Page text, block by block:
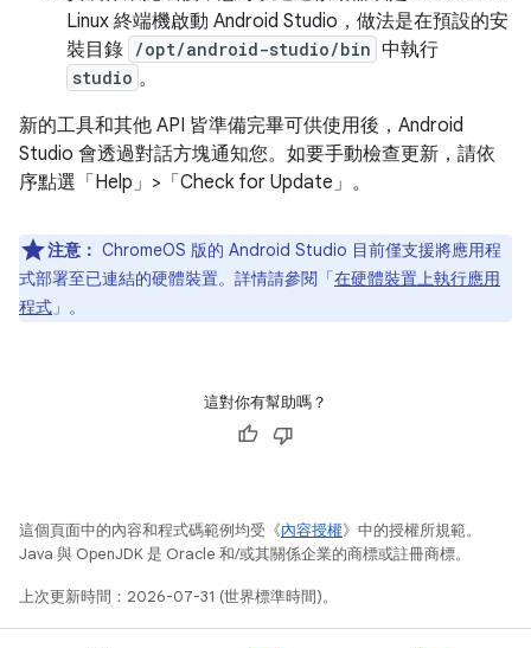
Linux 終端機啟動 Android Studio，做法是在預設的安
裝目錄 /opt/android-studio/bin 中執行
studio 。
新的工具和其他 API 皆準備完畢可供使用後，Android
Studio 會透過對話方塊通知您。如要手動檢查更新，請依
序點選「Help」>「Check for Update」 。
注意： ChromeOS 版的 Android Studio 目前僅支援將應用程
式部署至已連結的硬體裝置。詳情請參閱「在硬體裝置上執行應用
程式 」。
這對你有幫助嗎？
這個頁面中的內容和程式碼範例均受《內容授權》中的授權所規範。
Java 與 OpenJDK 是 Oracle 和/或其關係企業的商標或註冊商標。
上次更新時間：2026-07-31 (世界標準時間)。